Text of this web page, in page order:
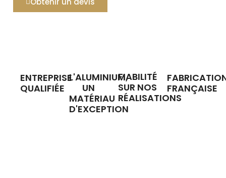
ENTREPRISE
QUALIFIÉE
L'ALUMINIUM,
UN
MATÉRIAU
D'EXCEPTION
FIABILITÉ
SUR NOS
RÉALISATIONS
FRANÇAISE